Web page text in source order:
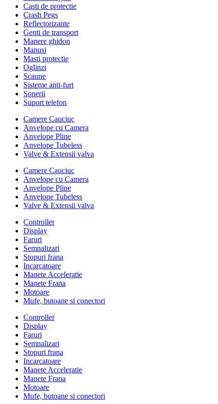
Casti de protectie
Crash Pegs
Reflectorizante
Genti de transport
Manere ghidon
Manusi
Masti protectie
Oglinzi
Scaune
Sisteme anti-furt
Sonerii
Suport telefon
Camere Cauciuc
Anvelope cu Camera
Anvelope Pline
Anvelope Tubeless
Valve & Extensii valva
Camere Cauciuc
Anvelope cu Camera
Anvelope Pline
Anvelope Tubeless
Valve & Extensii valva
Controller
Display
Faruri
Semnalizari
Stopuri frana
Incarcatoare
Manete Acceleratie
Manete Frana
Motoare
Mufe, butoane si conectori
Controller
Display
Faruri
Semnalizari
Stopuri frana
Incarcatoare
Manete Acceleratie
Manete Frana
Motoare
Mufe, butoane si conectori